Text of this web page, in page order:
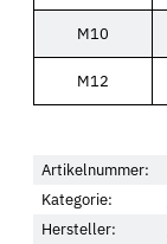
M10
M12
Artikelnummer:
Kategorie:
Hersteller: